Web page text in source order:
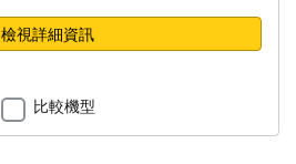
檢視詳細資訊
比較機型